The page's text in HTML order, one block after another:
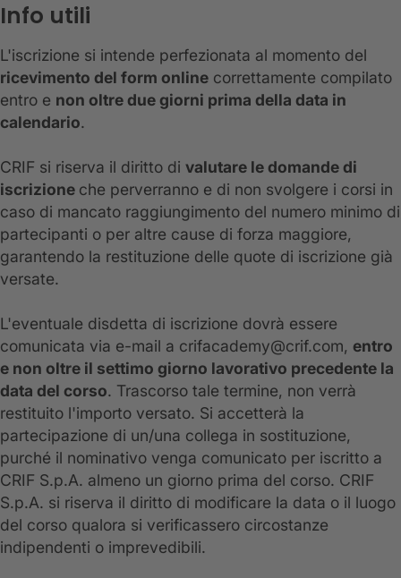
Info utili
L'iscrizione si intende perfezionata al momento del
ricevimento del form online correttamente compilato
entro e non oltre due giorni prima della data in
calendario.
CRIF si riserva il diritto di valutare le domande di
iscrizione che perverranno e di non svolgere i corsi in
caso di mancato raggiungimento del numero minimo di
partecipanti o per altre cause di forza maggiore,
garantendo la restituzione delle quote di iscrizione già
versate.
L'eventuale disdetta di iscrizione dovrà essere
comunicata via e-mail a crifacademy@crif.com, entro
e non oltre il settimo giorno lavorativo precedente la
data del corso. Trascorso tale termine, non verrà
restituito l'importo versato. Si accetterà la
partecipazione di un/una collega in sostituzione,
purché il nominativo venga comunicato per iscritto a
CRIF S.p.A. almeno un giorno prima del corso. CRIF
S.p.A. si riserva il diritto di modificare la data o il luogo
del corso qualora si verificassero circostanze
indipendenti o imprevedibili.